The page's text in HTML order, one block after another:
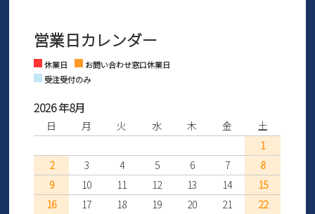
さい。
※土日祝はお問い合わせ窓口休業日となります。
Facebook Instagram
営業日カレンダー
休業日
お問い合わせ窓口休業日
受注受付のみ
2026 年8月
日 月 火 水 木 金
土
1
2
3 4 5 6 7
8
9
10 11 12 13 14
15
16
17 18 19 20 21
22